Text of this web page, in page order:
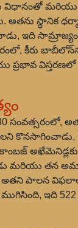
విధానంతో మరియు
అతను స్థానిక
ఇది
కీరు
ప్రభావ విస్తరణలో
సంవత్సరంలో,
కొనసాగించాడు,
అఖేమెనిడ్లకు
మరియు తన
పాలన
ఇది